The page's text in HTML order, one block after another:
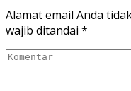
Alamat email Anda
wajib ditandai *